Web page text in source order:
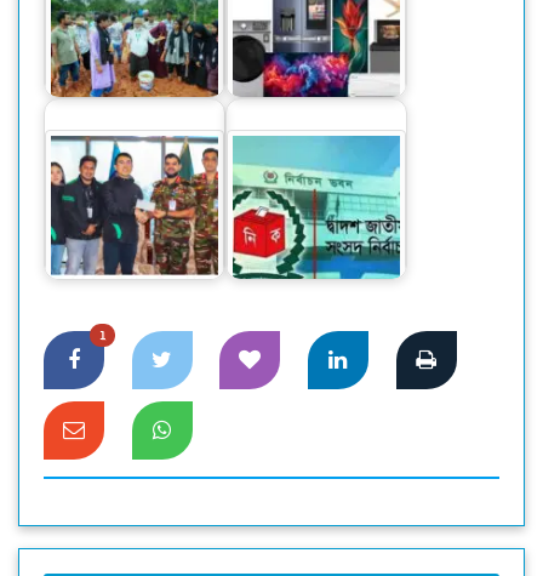
বন্যায় ক্ষতিগ্রস্থ কৃষকদের
জন্য ধান থেকে চারা
তৈরি…
বন্যাদুর্গত ইলেকট্রনিক্স
পণ্যের গ্রাহকদের ফ্রি…
বন্যায় ক্ষতিগ্রস্ত ২,৫০০+
পরিবারকে সহায়তা
করতে…
ফরিদপুর-১ আসনে
আওয়ামীলীগ প্রার্থী
আব্দুর রহমানের…
1